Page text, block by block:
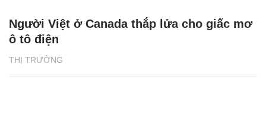
THỊ TRƯỜNG
Người Việt ở Canada thắp lửa cho giấc mơ
ô tô điện